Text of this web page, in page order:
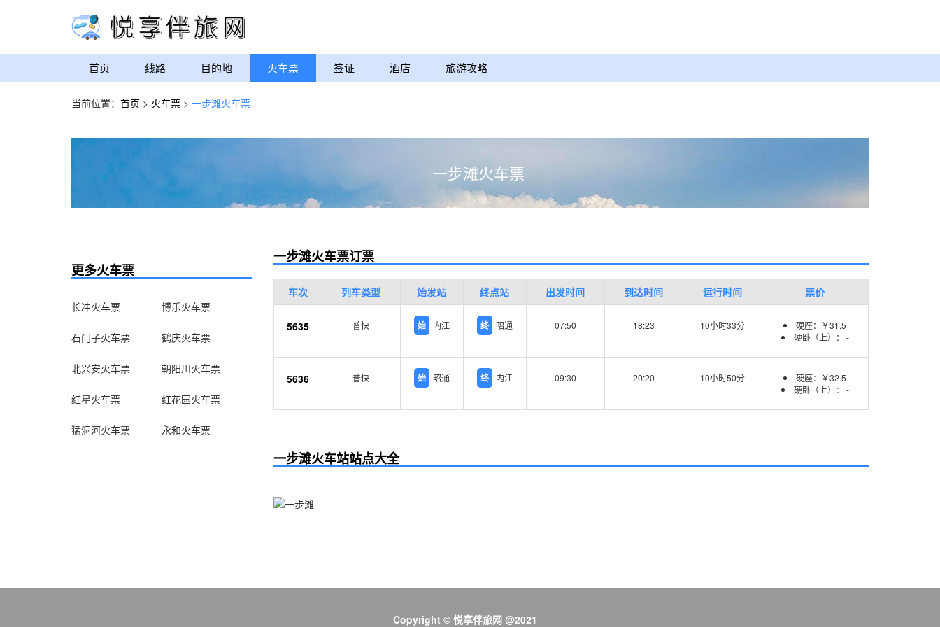
首页 线路 目的地 火车票 签证 酒店 旅游攻略
当前位置： 首页 > 火车票 > 一步滩火车票
一步滩火车票
更多火车票
长冲火车票 博乐火车票
石门子火车票 鹤庆火车票
北兴安火车票 朝阳川火车票
红星火车票 红花园火车票
猛洞河火车票 永和火车票
一步滩火车票订票
车次 列车类型 始发站 终点站 出发时间 到达时间 运行时间 票价
5635 普快 始 内江 终 昭通 07:50 18:23 10小时33分
硬座：￥31.5
硬卧（上）： -
5636 普快 始 昭通 终 内江 09:30 20:20 10小时50分
硬座：￥32.5
硬卧（上）： -
一步滩火车站站点大全
Copyright © 悦享伴旅网 @2021